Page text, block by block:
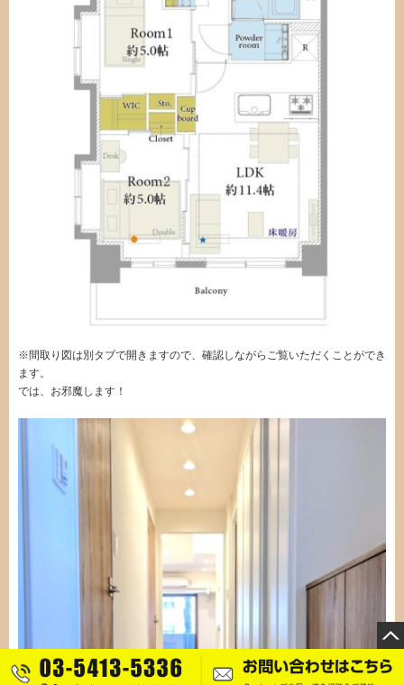
※間取り図は別タブで開きますので、確認しながらご覧いただくことができ
ます。
では、お邪魔します！